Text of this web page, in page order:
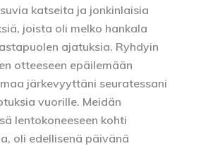
katseita ja jonkinlaisia
joista oli melko hankala
ajatuksia. Ryhdyin
otteeseen epäilemään
järkevyyttäni seuratessani
vuorille. Meidän
lentokoneeseen kohti
oli edellisenä päivänä